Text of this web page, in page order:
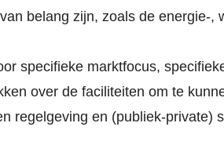
belang zijn, zoals de energie-
specifieke marktfocus,
over de faciliteiten om te
regelgeving en (publiek-